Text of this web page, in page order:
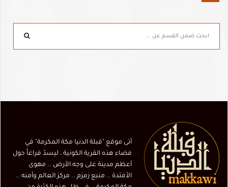
أتى موقع "قبلة الدنيا مكة المكرمة" في
فضاء هذه القرية الكونية ، ليسدّ فراغاً حول
أعظم مدينة على وجه الأرض .. مهوى
الأفئدة .. منبع زمزم .. مركز العالم وأمنه ..